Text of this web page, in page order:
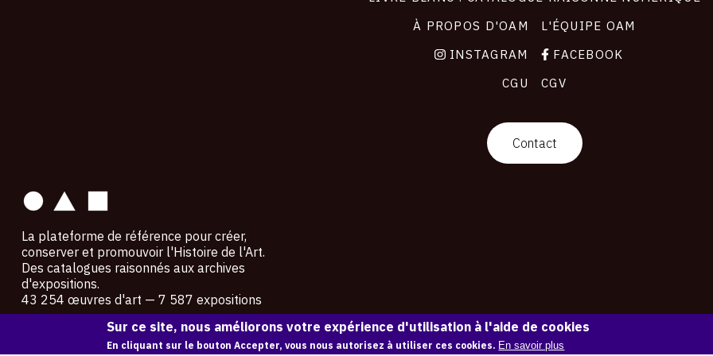
À PROPOS D'OAM
L'ÉQUIPE OAM
INSTAGRAM
FACEBOOK
CGU
CGV
Contact
La plateforme de référence pour créer,
conserver et promouvoir l'Histoire de l'Art.
Des catalogues raisonnés aux archives
d'expositions.
43 254 œuvres d'art — 7 587 expositions
Copyright © OAM 2026. Tous droits réservés.
Sur ce site, nous améliorons votre expérience d'utilisation à l'aide de cookies
En cliquant sur le bouton Accepter, vous nous autorisez à utiliser ces cookies. En savoir plus